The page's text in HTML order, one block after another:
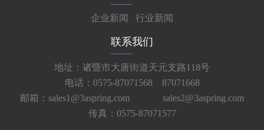
企业新闻 行业新闻
联系我们
地址：诸暨市大唐街道天元支路118号
电话：0575-87071568 87071668
邮箱：sales1@3aspring.com
sales2@3aspring.com
传真：0575-87071577